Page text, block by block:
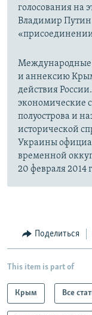
голосования на
Владимир Путин
Международные
и аннексию
действия
экономические
полуострова и
исторической
Украины
временной
20 февраля 2014
Поделиться
This item is part of
Крым Все